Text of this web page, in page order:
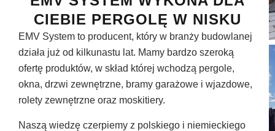
CIEBIE PERGOLĘ W NISKU
EMV System to producent, który w branży budowlanej
działa już od kilkunastu lat. Mamy bardzo szeroką
ofertę produktów, w skład której wchodzą pergole,
okna, drzwi zewnętrzne, bramy garażowe i wjazdowe,
rolety zewnętrzne oraz moskitiery.
Naszą wiedzę czerpiemy z polskiego i niemieckiego